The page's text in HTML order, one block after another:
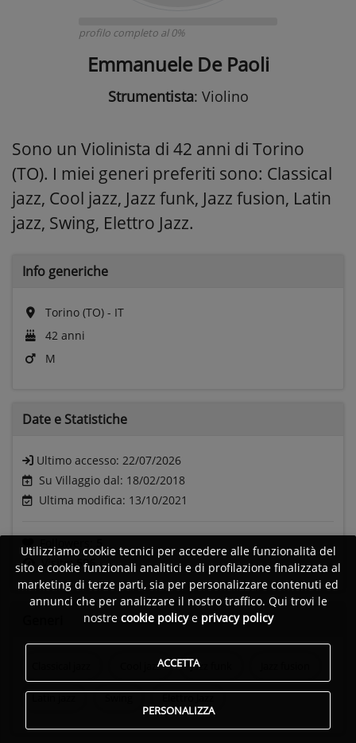
profilo completo al 0%
Emmanuele De Paoli
Strumentista: Violino
Sono un Violinista di 42 anni di Torino
(TO). I miei generi preferiti sono: Classical
jazz, Cool jazz, Jazz funk, Jazz fusion, Latin
jazz, Swing, Elettro Jazz.
Info generiche
Torino (TO) - IT
42 anni
M
Date e Statistiche
Ultimo accesso: 22/07/2026
Su Villaggio dal: 18/02/2018
Ultima modifica: 13/10/2021
Visite:596
Cool jazz Jazz funk
Utilizziamo cookie tecnici per accedere alle funzionalità del
sito e cookie funzionali analitici e di profilazione finalizzata al
marketing di terze parti, sia per personalizzare contenuti ed
annunci che per analizzare il nostro traffico. Qui trovi le
nostre cookie policye privacy policy
ACCETTA
PERSONALIZZA